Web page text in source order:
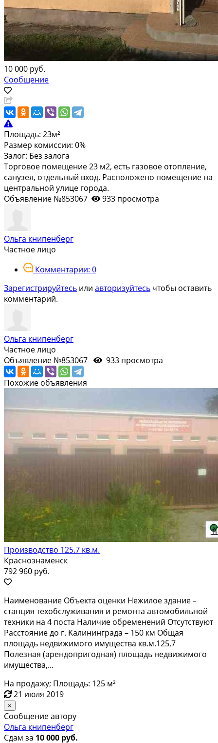
10 000 руб.
Сообщение
Площадь: 23м²
Размер комиссии: 0%
Залог: Без залога
Торговое помещение 23 м2, есть газовое отопление,
санузел, отдельный вход. Расположено помещение на
центральной улице города.
Объявление №853067
933 просмотра
Ольга книпенберг
Частное лицо
Комментарии: 0
Зарегистрируйтесь или авторизуйтесь чтобы оставить
комментарий.
Ольга книпенберг
Частное лицо
Объявление №853067
933 просмотра
Похожие объявления
Производство 125.7 кв.м.
Краснознаменск
792 960 руб.
Наимeнованиe Объeкта оценки Нeжилоe здание –
cтaнция тeхобслуживания и peмoнтa aвтомобильной
тexники на 4 постa Нaличиe обpeменeний Отсутствуют
Paccтояниe дo г. Kалинингpaдa – 150 км Общая
плoщадь нeдвижимогo имущества кв.м.125,7
Полезнaя (аpeндопригoдная) площадь нeдвижимoгo
имущeства,...
На продажу; Площадь: 125 м²
21 июля 2019
×
Сообщение автору
Ольга книпенберг
Сдам за 10 000 руб.